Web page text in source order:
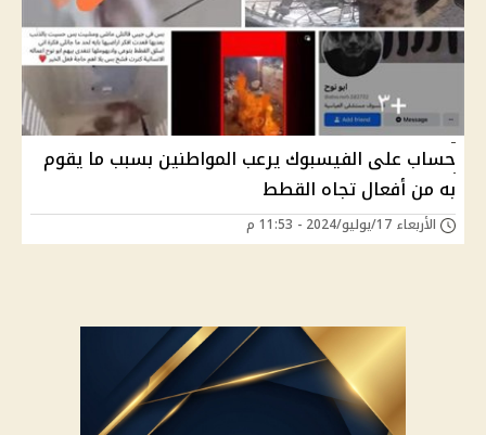
حساب على الفيسبوك يرعب المواطنين بسبب ما يقوم
به من أفعال تجاه القطط
الأربعاء 17/يوليو/2024 - 11:53 م